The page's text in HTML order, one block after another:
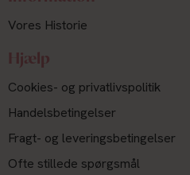
Vores Historie
Hjælp
Cookies- og privatlivspolitik
Handelsbetingelser
Fragt- og leveringsbetingelser
Ofte stillede spørgsmål